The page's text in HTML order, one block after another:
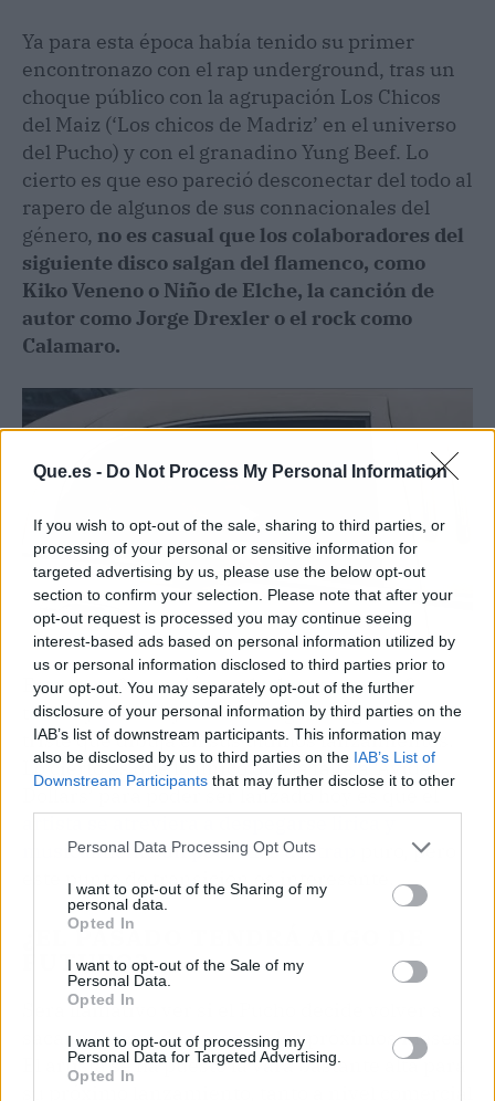
Que.es - Do Not Process My Personal Information
If you wish to opt-out of the sale, sharing to third parties, or
processing of your personal or sensitive information for
targeted advertising by us, please use the below opt-out
section to confirm your selection. Please note that after your
opt-out request is processed you may continue seeing
interest-based ads based on personal information utilized by
us or personal information disclosed to third parties prior to
your opt-out. You may separately opt-out of the further
disclosure of your personal information by third parties on the
IAB’s list of downstream participants. This information may
also be disclosed by us to third parties on the IAB’s List of
Downstream Participants that may further disclose it to other
Personal Data Processing Opt Outs
I want to opt-out of the Sharing of my
personal data.
Opted In
I want to opt-out of the Sale of my
Personal Data.
Opted In
I want to opt-out of processing my
Personal Data for Targeted Advertising.
Opted In
Ya para esta época había tenido su primer
encontronazo con el rap underground, tras un
choque público con la agrupación Los Chicos
del Maiz (‘Los chicos de Madriz’ en el universo
del Pucho) y con el granadino Yung Beef. Lo
cierto es que eso pareció desconectar del todo al
rapero de algunos de sus connacionales del
género, no es casual que los colaboradores del
siguiente disco salgan del flamenco, como
Kiko Veneno o Niño de Elche, la canción de
autor como Jorge Drexler o el rock como
Calamaro.
Esta transformación se da durante estos 9
temas y construyen esa imagen elegante y
triste que dibuja en sus últimos lanzamientos.
Lo cierto es que lo único que la falta a ‘Avida
Dollars’ para poder ser lanzado hoy es que el
musicalmente un poco más del trap
puro, pero
este punto de transición es interesante.
¿EL PASADO TENDRÁ ALGO DE
FUTURO?
Será llamativo ver si el Pucho decide volver a
sacar a Crema de paseo en los próximos meses.
El artista se ha puesto la vara bastante alta para
su próximo lanzamiento, tanto a nivel comercial